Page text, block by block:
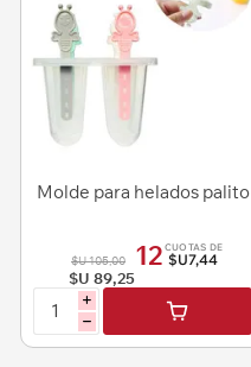
Molde para helados palito
$U 105,00
$U 89,25
12 CUOTAS DE
$U7,44
i
h